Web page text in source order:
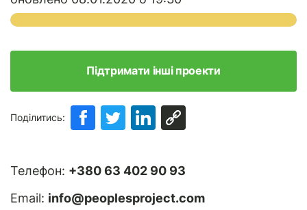
Підтримати інші проекти
Поділитись:
Телефон: +380 63 402 90 93
Email: info@peoplesproject.com